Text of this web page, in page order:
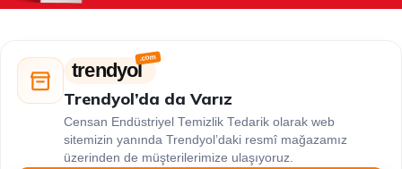
trendyol
Trendyol’da da Varız
Censan Endüstriyel Temizlik Tedarik olarak web
sitemizin yanında Trendyol’daki resmî mağazamız
üzerinden de müşterilerimize ulaşıyoruz.